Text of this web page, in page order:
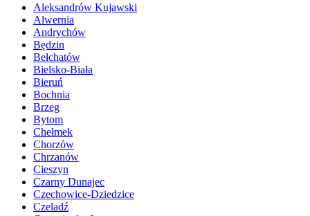
Aleksandrów Kujawski
Alwernia
Andrychów
Będzin
Bełchatów
Bielsko-Biała
Bieruń
Bochnia
Brzeg
Bytom
Chełmek
Chorzów
Chrzanów
Cieszyn
Czarny Dunajec
Czechowice-Dziedzice
Czeladź